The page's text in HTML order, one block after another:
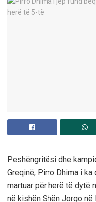
Peshëngritësi dhe
Greqinë, Pirro Dhima i
martuar për herë të dytë
në kishën Shën Jorgo në